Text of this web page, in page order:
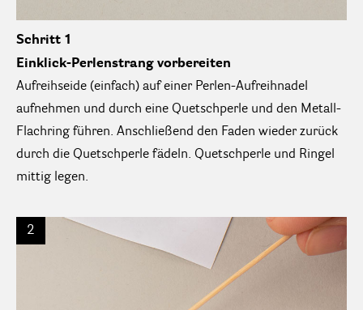
Schritt 1
Einklick-Perlenstrang vorbereiten
Aufreihseide (einfach) auf einer Perlen-Aufreihnadel
aufnehmen und durch eine Quetschperle und den Metall-
Flachring führen. Anschließend den Faden wieder zurück
durch die Quetschperle fädeln. Quetschperle und Ringel
mittig legen.
2